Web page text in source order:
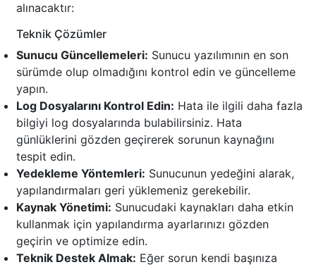
alınacaktır:
Teknik Çözümler
Sunucu Güncellemeleri: Sunucu yazılımının en son
sürümde olup olmadığını kontrol edin ve güncelleme
yapın.
Log Dosyalarını Kontrol Edin: Hata ile ilgili daha fazla
bilgiyi log dosyalarında bulabilirsiniz. Hata
günlüklerini gözden geçirerek sorunun kaynağını
tespit edin.
Yedekleme Yöntemleri: Sunucunun yedeğini alarak,
yapılandırmaları geri yüklemeniz gerekebilir.
Kaynak Yönetimi: Sunucudaki kaynakları daha etkin
kullanmak için yapılandırma ayarlarınızı gözden
geçirin ve optimize edin.
Teknik Destek Almak: Eğer sorun kendi başınıza